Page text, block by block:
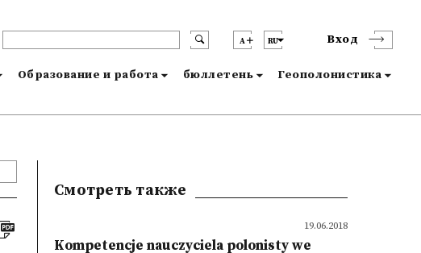
A RU Вход
Образование и работа бюллетень Геополонистика
Смотреть также
19.06.2018
Kompetencje nauczyciela polonisty we